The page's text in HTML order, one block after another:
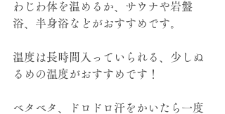
わじわ体を温めるか、サウナや岩盤
浴、半身浴などがおすすめです。
温度は長時間入っていられる、少しぬ
るめの温度がおすすめです！
ベタベタ、ドロドロ汗をかいたら一度